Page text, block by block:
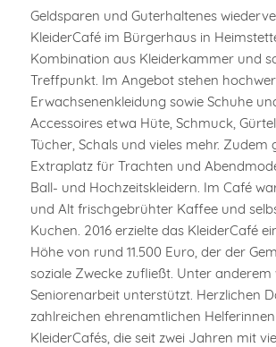
Geldsparen und Guterhaltenes
KleiderCafé im Bürgerhaus in
Kombination aus Kleiderkammer und
Treffpunkt. Im Angebot stehen
Erwachsenenkleidung sowie Schuhe
Accessoires etwa Hüte, Schmuck,
Tücher, Schals und vieles mehr. Zudem
Extraplatz für Trachten und
Ball- und Hochzeitskleidern. Im Café
und Alt frischgebrühter Kaffee und
Kuchen. 2016 erzielte das KleiderCafé
Höhe von rund 11.500 Euro, der der
soziale Zwecke zufließt. Unter
Seniorenarbeit unterstützt. Herzlichen
zahlreichen ehrenamtlichen
KleiderCafés, die seit zwei Jahren mit